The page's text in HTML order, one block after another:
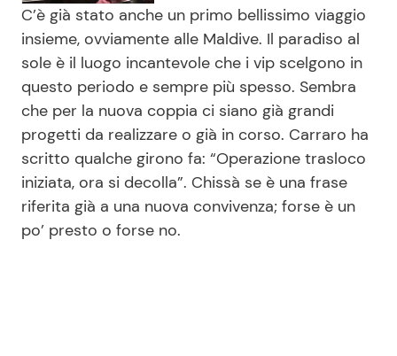
C’è già stato anche un primo bellissimo viaggio
insieme, ovviamente alle Maldive. Il paradiso al
sole è il luogo incantevole che i vip scelgono in
questo periodo e sempre più spesso. Sembra
che per la nuova coppia ci siano già grandi
progetti da realizzare o già in corso. Carraro ha
scritto qualche girono fa: “Operazione trasloco
iniziata, ora si decolla”. Chissà se è una frase
riferita già a una nuova convivenza; forse è un
po’ presto o forse no.